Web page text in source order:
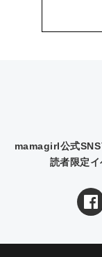
mamagirl公式
読者限定